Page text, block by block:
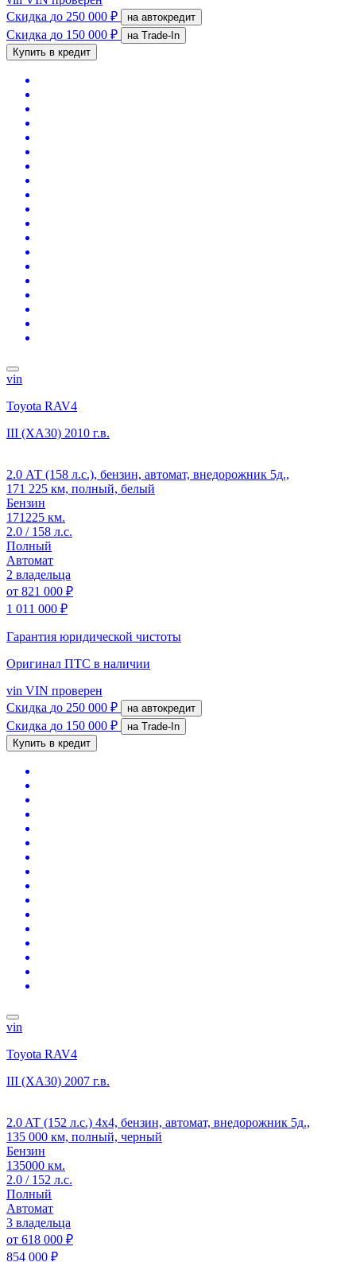
Скидка до 250 000 ₽ на автокредит
Скидка до 150 000 ₽
на Trade-In
Купить в кредит
vin
Toyota RAV4
III (XA30) 2010 г.в.
2.0 АТ (158 л.с.), бензин, автомат, внедорожник 5д.,
171 225 км, полный, белый
Бензин
171225 км.
2.0 / 158 л.с.
Полный
Автомат
2 владельца
от 821 000 ₽
1 011 000 ₽
Гарантия юридической чистоты
Оригинал ПТС в наличии
vin VIN проверен
Скидка до 250 000 ₽ на автокредит
Скидка до 150 000 ₽
на Trade-In
Купить в кредит
vin
Toyota RAV4
III (XA30) 2007 г.в.
2.0 AT (152 л.с.) 4x4, бензин, автомат, внедорожник 5д.,
135 000 км, полный, черный
Бензин
135000 км.
2.0 / 152 л.с.
Полный
Автомат
3 владельца
от 618 000 ₽
854 000 ₽